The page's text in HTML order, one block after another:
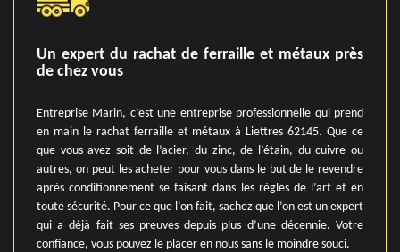
Un expert du rachat de ferraille et métaux près
de chez vous
Entreprise Marin, c’est une entreprise professionnelle qui prend
en main le rachat ferraille et métaux à Liettres 62145. Que ce
que vous avez soit de l’acier, du zinc, de l’étain, du cuivre ou
autres, on peut les acheter pour vous dans le but de le revendre
après conditionnement se faisant dans les règles de l’art et en
toute sécurité. Pour ce que l’on fait, sachez que l’on est un expert
qui a déjà fait ses preuves depuis plus d’une décennie. Votre
confiance, vous pouvez le placer en nous sans le moindre souci.